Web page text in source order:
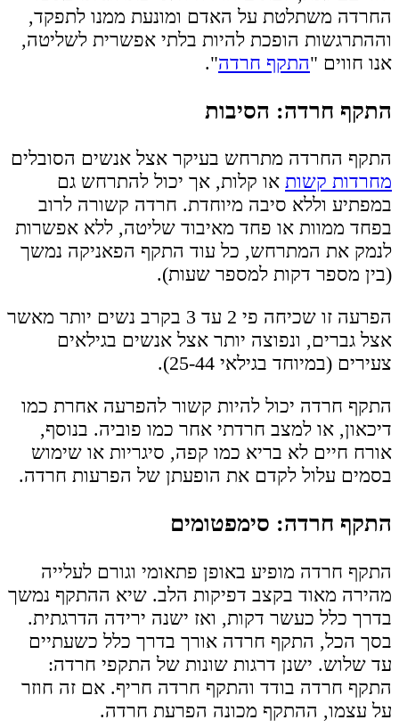
החרדה משתלטת על האדם ומונעת ממנו לתפקד,
וההתרגשות הופכת להיות בלתי אפשרית לשליטה,
אנו חווים "התקף חרדה".
התקף חרדה: הסיבות
התקף החרדה מתרחש בעיקר אצל אנשים הסובלים
מחרדות קשות או קלות, אך יכול להתרחש גם
במפתיע וללא סיבה מיוחדת. חרדה קשורה לרוב
בפחד ממוות או פחד מאיבוד שליטה, ללא אפשרות
לנמק את המתרחש, כל עוד התקף הפאניקה נמשך
(בין מספר דקות למספר שעות).
הפרעה זו שכיחה פי 2 עד 3 בקרב נשים יותר מאשר
אצל גברים, ונפוצה יותר אצל אנשים בגילאים
צעירים (במיוחד בגילאי 25-44).
התקף חרדה יכול להיות קשור להפרעה אחרת כמו
דיכאון, או למצב חרדתי אחר כמו פוביה. בנוסף,
אורח חיים לא בריא כמו קפה, סיגריות או שימוש
בסמים עלול לקדם את הופעתן של הפרעות חרדה.
התקף חרדה: סימפטומים
התקף חרדה מופיע באופן פתאומי וגורם לעלייה
מהירה מאוד בקצב דפיקות הלב. שיא ההתקף נמשך
בדרך כלל כעשר דקות, ואז ישנה ירידה הדרגתית.
בסך הכל, התקף חרדה אורך בדרך כלל כשעתיים
עד שלוש. ישנן דרגות שונות של התקפי חרדה:
התקף חרדה בודד והתקף חרדה חריף. אם זה חוזר
על עצמו, ההתקף מכונה הפרעת חרדה.